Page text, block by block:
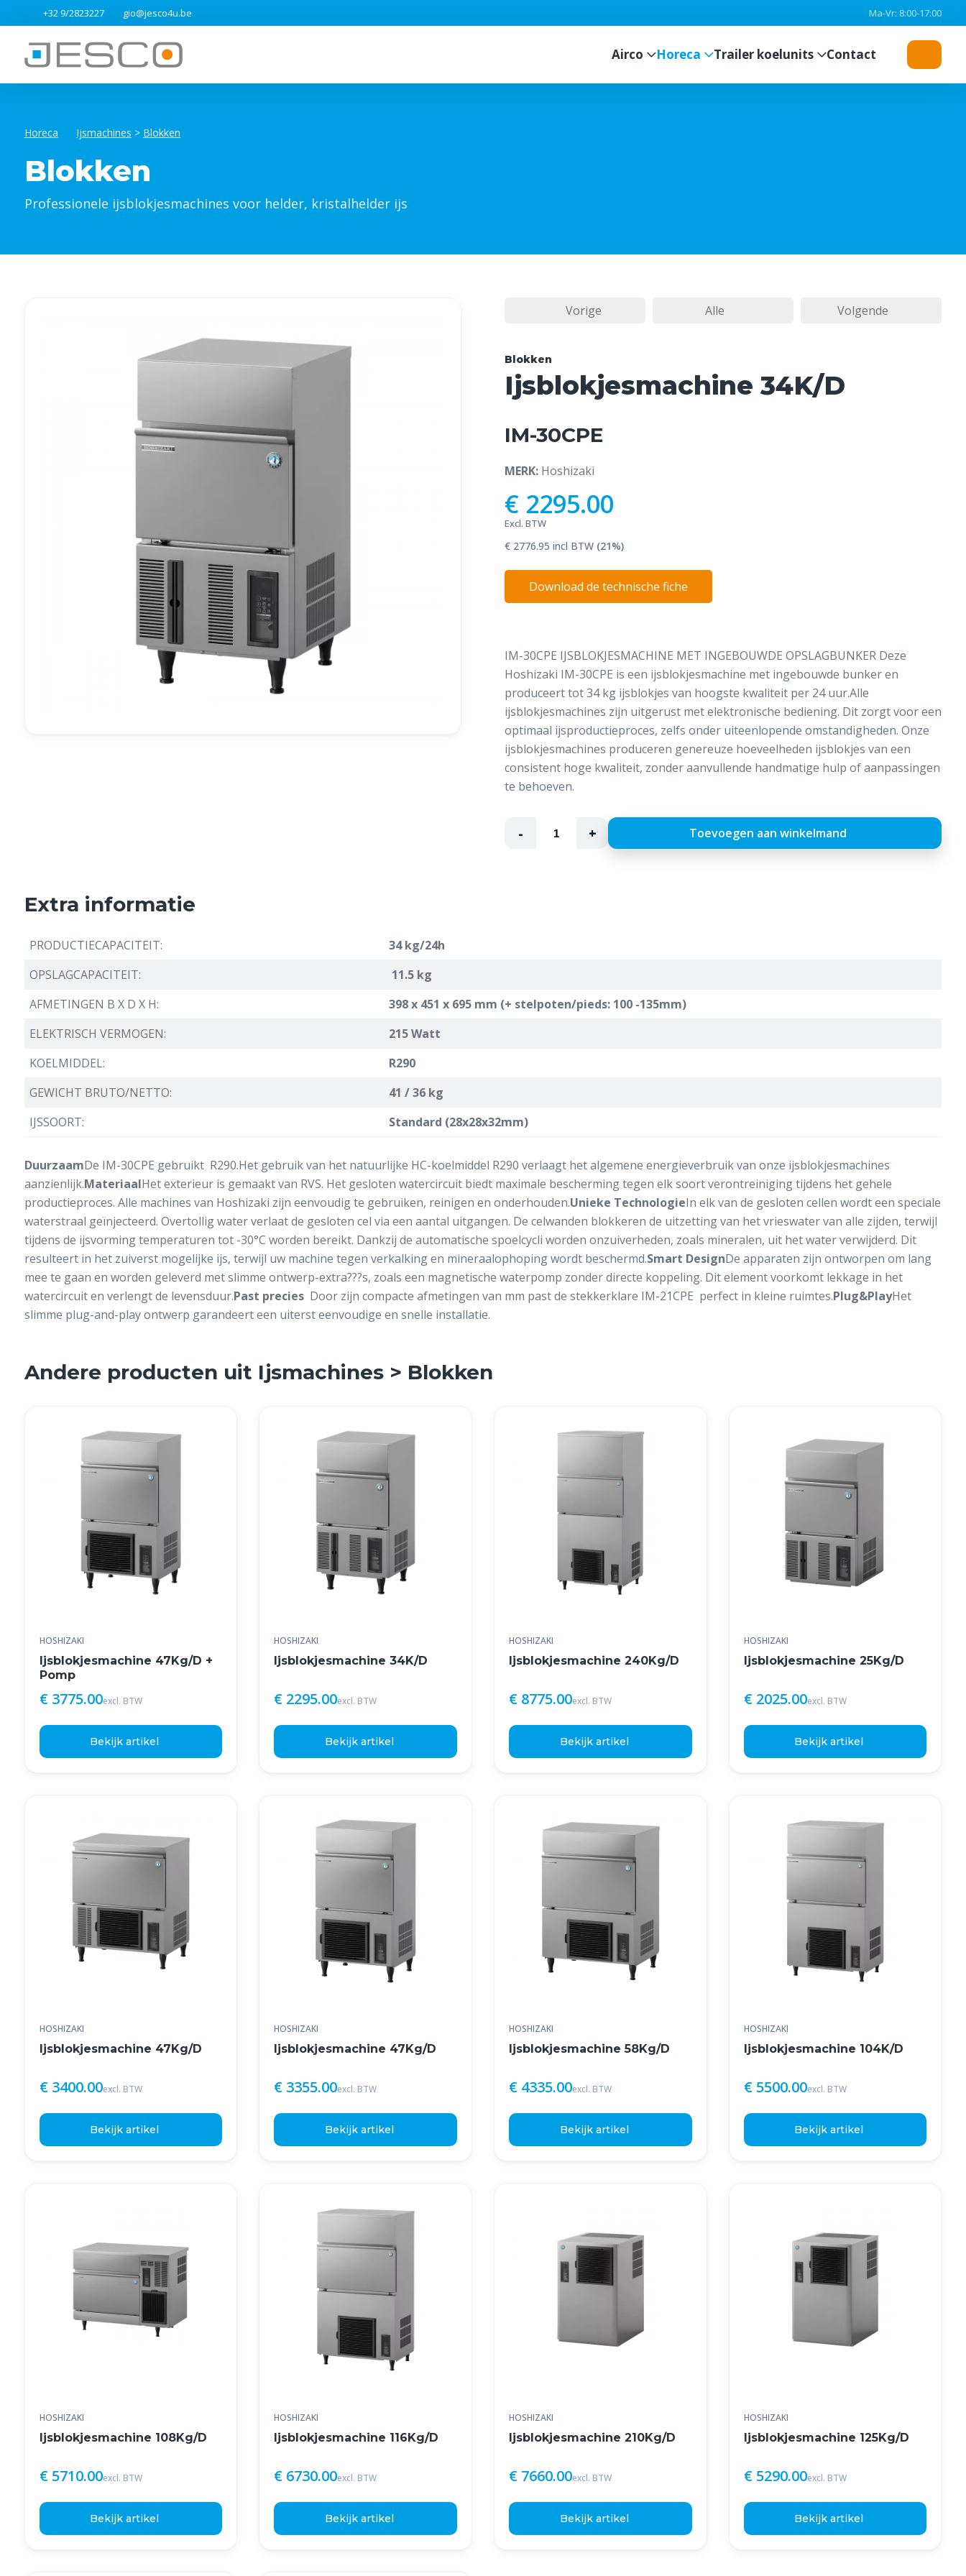
+32 9/2823227 gio@jesco4u.be Ma-Vr: 8:00-17:00
Airco Horeca Trailer koelunits Contact
Horeca Ijsmachines > Blokken
Blokken
Professionele ijsblokjesmachines voor helder, kristalhelder ijs
Vorige Alle Volgende
Blokken
Ijsblokjesmachine 34K/D
IM-30CPE
MERK: Hoshizaki
€ 2295.00
Excl. BTW
€ 2776.95 incl BTW (21%)
Download de technische fiche
IM-30CPE IJSBLOKJESMACHINE MET INGEBOUWDE OPSLAGBUNKER Deze
Hoshizaki IM-30CPE is een ijsblokjesmachine met ingebouwde bunker en
produceert tot 34 kg ijsblokjes van hoogste kwaliteit per 24 uur.Alle
ijsblokjesmachines zijn uitgerust met elektronische bediening. Dit zorgt voor een
optimaal ijsproductieproces, zelfs onder uiteenlopende omstandigheden. Onze
ijsblokjesmachines produceren genereuze hoeveelheden ijsblokjes van een
consistent hoge kwaliteit, zonder aanvullende handmatige hulp of aanpassingen
te behoeven.
- + Toevoegen aan winkelmand
Extra informatie
PRODUCTIECAPACITEIT:
34 kg/24h
OPSLAGCAPACITEIT:
11.5 kg
AFMETINGEN B X D X H:
398 x 451 x 695 mm (+ stelpoten/pieds: 100 -135mm)
ELEKTRISCH VERMOGEN:
215 Watt
KOELMIDDEL:
R290
GEWICHT BRUTO/NETTO:
41 / 36 kg
IJSSOORT:
Standard (28x28x32mm)
DuurzaamDe IM-30CPE gebruikt R290.Het gebruik van het natuurlijke HC-koelmiddel R290 verlaagt het algemene energieverbruik van onze ijsblokjesmachines
aanzienlijk.MateriaalHet exterieur is gemaakt van RVS. Het gesloten watercircuit biedt maximale bescherming tegen elk soort verontreiniging tijdens het gehele
productieproces. Alle machines van Hoshizaki zijn eenvoudig te gebruiken, reinigen en onderhouden.Unieke TechnologieIn elk van de gesloten cellen wordt een speciale
waterstraal geïnjecteerd. Overtollig water verlaat de gesloten cel via een aantal uitgangen. De celwanden blokkeren de uitzetting van het vrieswater van alle zijden, terwijl
tijdens de ijsvorming temperaturen tot -30°C worden bereikt. Dankzij de automatische spoelcycli worden onzuiverheden, zoals mineralen, uit het water verwijderd. Dit
resulteert in het zuiverst mogelijke ijs, terwijl uw machine tegen verkalking en mineraalophoping wordt beschermd.Smart DesignDe apparaten zijn ontworpen om lang
mee te gaan en worden geleverd met slimme ontwerp-extra???s, zoals een magnetische waterpomp zonder directe koppeling. Dit element voorkomt lekkage in het
watercircuit en verlengt de levensduur.Past precies Door zijn compacte afmetingen van mm past de stekkerklare IM-21CPE perfect in kleine ruimtes.Plug&PlayHet
slimme plug-and-play ontwerp garandeert een uiterst eenvoudige en snelle installatie.
Andere producten uit Ijsmachines > Blokken
HOSHIZAKI
Ijsblokjesmachine 47Kg/D +
Pomp
€ 3775.00excl. BTW
Bekijk artikel
HOSHIZAKI
Ijsblokjesmachine 34K/D
€ 2295.00excl. BTW
Bekijk artikel
HOSHIZAKI
Ijsblokjesmachine 240Kg/D
€ 8775.00excl. BTW
Bekijk artikel
HOSHIZAKI
Ijsblokjesmachine 25Kg/D
€ 2025.00excl. BTW
Bekijk artikel
HOSHIZAKI
Ijsblokjesmachine 47Kg/D
€ 3400.00excl. BTW
Bekijk artikel
HOSHIZAKI
Ijsblokjesmachine 47Kg/D
€ 3355.00excl. BTW
Bekijk artikel
HOSHIZAKI
Ijsblokjesmachine 58Kg/D
€ 4335.00excl. BTW
Bekijk artikel
HOSHIZAKI
Ijsblokjesmachine 104K/D
€ 5500.00excl. BTW
Bekijk artikel
HOSHIZAKI
Ijsblokjesmachine 108Kg/D
€ 5710.00excl. BTW
Bekijk artikel
HOSHIZAKI
Ijsblokjesmachine 116Kg/D
€ 6730.00excl. BTW
Bekijk artikel
HOSHIZAKI
Ijsblokjesmachine 210Kg/D
€ 7660.00excl. BTW
Bekijk artikel
HOSHIZAKI
Ijsblokjesmachine 125Kg/D
€ 5290.00excl. BTW
Bekijk artikel